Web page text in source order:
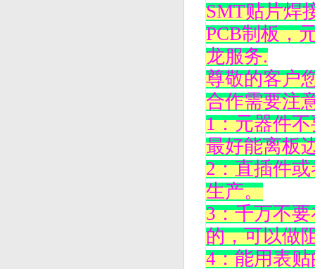
SMT贴片焊
PCB制板，
龙服务.
尊敬的客户
合作需要注
1：元器件
最好能离板
2：直插件
生产。
3：千万不
的，可以做
4：能用表